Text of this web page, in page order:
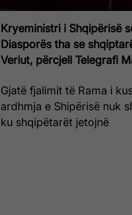
Kryeministri i Shqipërisë
Diasporës tha se
Veriut, përcjell Telegrafi
Gjatë fjalimit të Rama i
ardhmja e Shipërisë nuk
ku shqipëtarët jetojnë